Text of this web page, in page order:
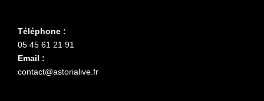
Téléphone :
05 45 61 21 91
Email :
contact@astorialive.fr